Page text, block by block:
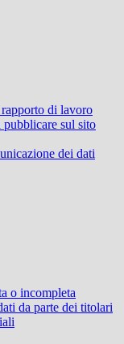
di lavoro
pubblicare sul sito
dei dati
o incompleta
da parte dei titolari